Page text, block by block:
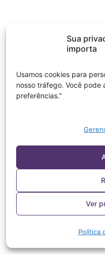
Sua
importa
Usamos cookies para
nosso tráfego. Você pode
preferências."
Ver
Política